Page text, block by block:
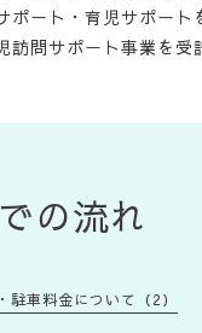
ート・育児サポート
訪問サポート事業を受
の流れ
駐車料金について（2）